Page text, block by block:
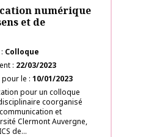
numérique
et de
Colloque
22/03/2023
pour le 10/01/2023
pour un colloque
coorganisé
et
Clermont Auvergne,
de...